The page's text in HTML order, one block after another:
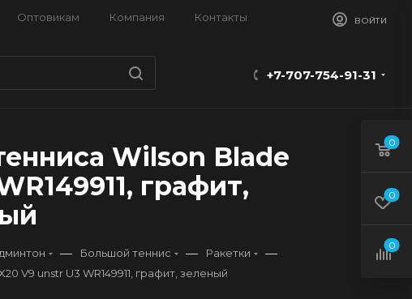
Оптовикам Компания Контакты ВОЙТИ
+7-707-754-91-31
Wilson Blade
графит,
— Большой теннис — Ракетки —
V9 unstr U3 WR149911, графит, зеленый
0
0
0